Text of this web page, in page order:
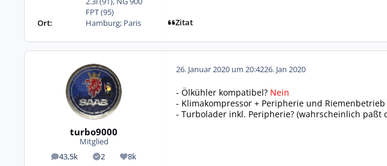
FPT (95)
Ort:
Hamburg; Paris Zitat
turbo9000
Mitglied
43,5k
Beiträge 2
Lösungen
8k
Reputation
26. Januar 2020 um 20:4226. Jan 2020
- Ölkühler kompatibel? Nein
- Klimakompressor + Peripherie und Riemenbetrieb
- Turbolader inkl. Peripherie? (wahrscheinlich paßt